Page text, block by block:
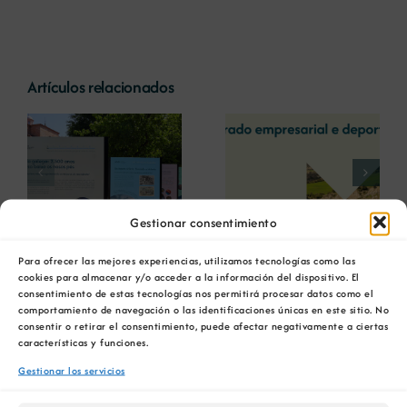
Gestionar consentimiento
Para ofrecer las mejores experiencias, utilizamos tecnologías como las
cookies para almacenar y/o acceder a la información del dispositivo. El
consentimiento de estas tecnologías nos permitirá procesar datos como el
comportamiento de navegación o las identificaciones únicas en este sitio. No
consentir o retirar el consentimiento, puede afectar negativamente a ciertas
características y funciones.
Gestionar los servicios
Artículos relacionados
La COMG reúne a
dos líderes
empresarias con
motivo de su
Centenario para
debatir sobre el
gallego
La OIPE y el
CRETUS
presentan las
últimas
innovaciones en
restauración
ambiental para la
minería gallega
imagen
más
grande